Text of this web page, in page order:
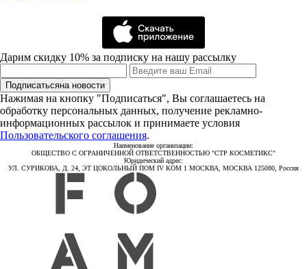
Дарим скидку 10% за подписку на нашу рассылку
Подписатьсяна новости
Нажимая на кнопку "Подписаться", Вы соглашаетесь на
обработку персональных данных, получение рекламно-
информационных рассылок и принимаете условия
Пользовательского соглашения.
Наименование организации:
ОБЩЕСТВО С ОГРАНИЧЕННОЙ ОТВЕТСТВЕННОСТЬЮ "СТР КОСМЕТИКС"
Юридический адрес:
УЛ. СУРИКОВА, Д. 24, ЭТ ЦОКОЛЬНЫЙ ПОМ IV КОМ 1 МОСКВА, МОСКВА 125080, Россия